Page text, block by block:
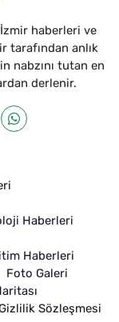
haberleri ve
tarafından anlık
nabzını tutan en
derlenir.
Haberleri
Haberleri
Foto Galeri
Sözleşmesi